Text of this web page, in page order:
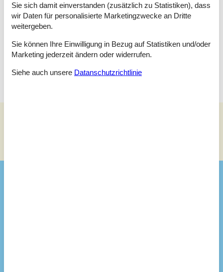
Schlafzimmer
Einzelbett - 80 x 200 cm
Etagenbett
Schlafzimmer
Doppelbett - 140 x 200cm
Sie sich damit einverstanden (zusätzlich zu Statistiken), dass
wir Daten für personalisierte Marketingzwecke an Dritte
weitergeben.
Sie können Ihre Einwilligung in Bezug auf Statistiken und/oder
Marketing jederzeit ändern oder widerrufen.
Siehe auch unsere Datanschutzrichtlinie